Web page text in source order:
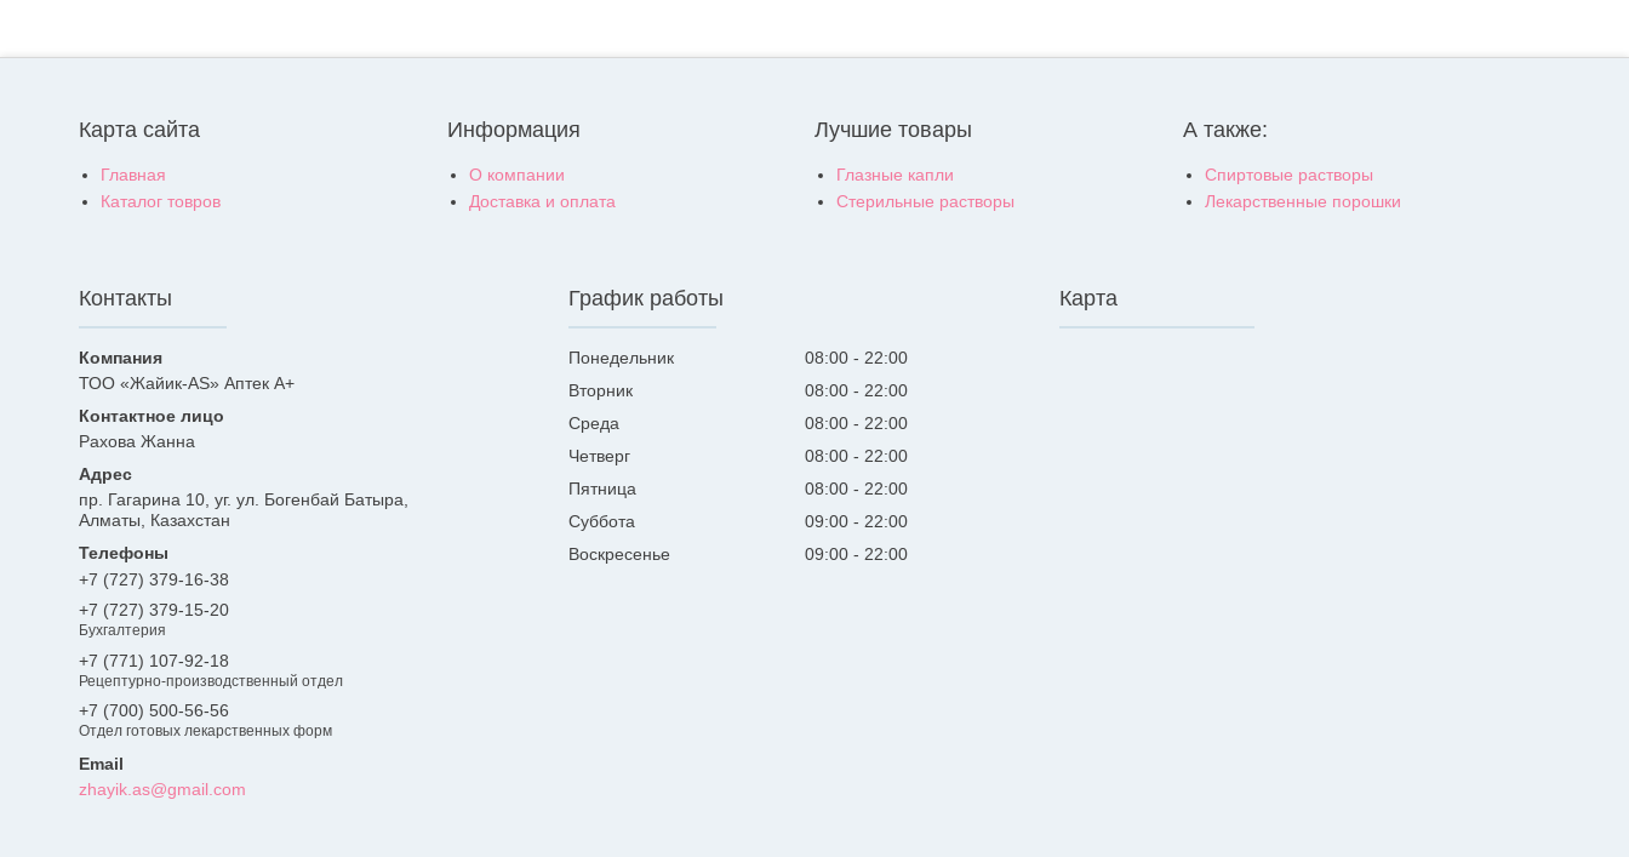
Карта сайта
Главная
Каталог товров
Информация
О компании
Доставка и оплата
Лучшие товары
Глазные капли
Стерильные растворы
А также:
Спиртовые растворы
Лекарственные порошки
Контакты
ТОО «Жайик-AS» Аптек А+
Рахова Жанна
пр. Гагарина 10, уг. ул. Богенбай Батыра,
Алматы, Казахстан
+7 (727) 379-16-38
+7 (727) 379-15-20
Бухгалтерия
+7 (771) 107-92-18
Рецептурно-производственный отдел
+7 (700) 500-56-56
Отдел готовых лекарственных форм
zhayik.as@gmail.com
График работы
Понедельник 08:00
22:00
Вторник
08:00
22:00
Среда
08:00
22:00
Четверг
08:00
22:00
Пятница
08:00
22:00
Суббота
09:00
22:00
Воскресенье
09:00 22:00
Карта